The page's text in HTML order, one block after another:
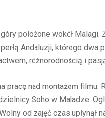
położone wokół
Andaluzji, którego
różnorodnością i
nad montażem filmu.
Soho w Maladze.
od zajęć czas